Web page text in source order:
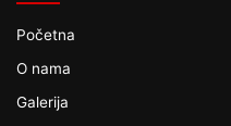
Početna
O nama
Galerija